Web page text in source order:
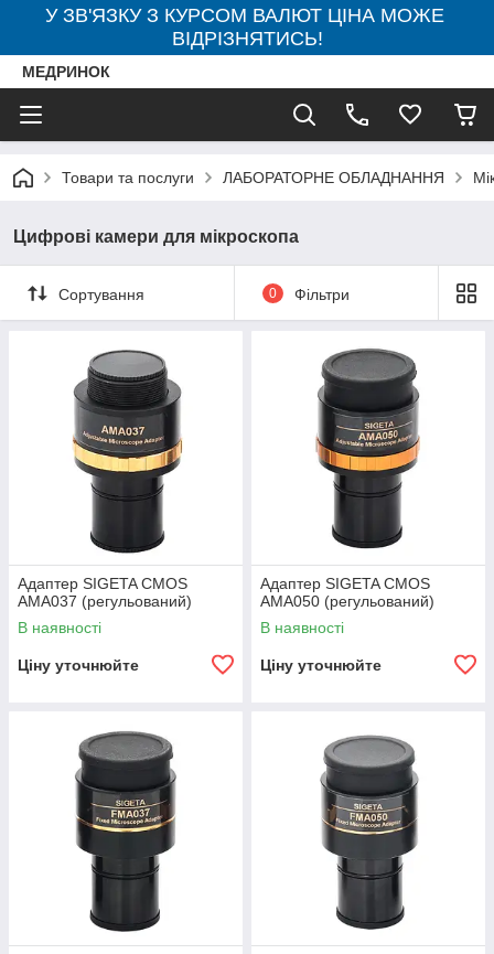
У ЗВ'ЯЗКУ З КУРСОМ ВАЛЮТ ЦІНА МОЖЕ
ВІДРІЗНЯТИСЬ!
МЕДРИНОК
Товари та послуги ЛАБОРАТОРНЕ ОБЛАДНАННЯ
Цифрові камери для мікроскопа
Сортування 0 Фільтри
Адаптер SIGETA CMOS
AMA037 (регульований)
В наявності
Ціну уточнюйте
Адаптер SIGETA CMOS
AMA050 (регульований)
В наявності
Ціну уточнюйте